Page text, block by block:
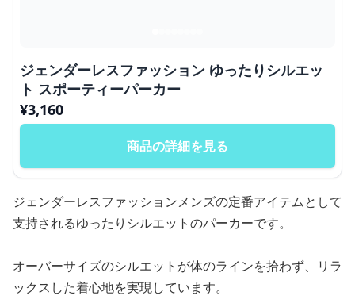
ジェンダーレスファッション ゆったりシルエッ
ト スポーティーパーカー
¥3,160
商品の詳細を見る
ジェンダーレスファッションメンズの定番アイテムとして
支持されるゆったりシルエットのパーカーです。
オーバーサイズのシルエットが体のラインを拾わず、リラ
ックスした着心地を実現しています。